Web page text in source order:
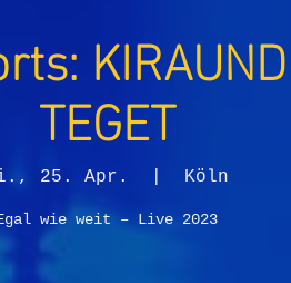
TEGET
25. Apr. Köln
wie weit – Live 2023